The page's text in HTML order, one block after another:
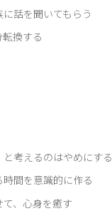
話を聞いてもらう
換する
と考えるのはやめにする
間を意識的に作る
、心身を癒す